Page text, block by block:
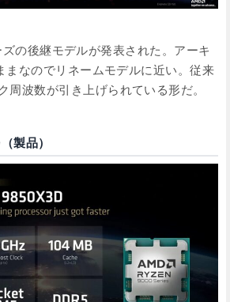
の後継モデルが発表された。アーキ
まなのでリネームモデルに近い。従来
周波数が引き上げられている形だ。
製品）